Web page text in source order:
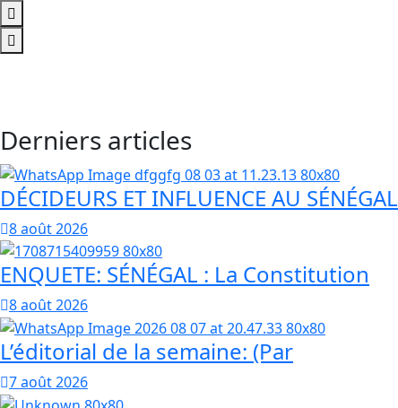
Derniers articles
DÉCIDEURS ET INFLUENCE AU SÉNÉGAL
8 août 2026
ENQUETE: SÉNÉGAL : La Constitution
8 août 2026
L’éditorial de la semaine: (Par
7 août 2026